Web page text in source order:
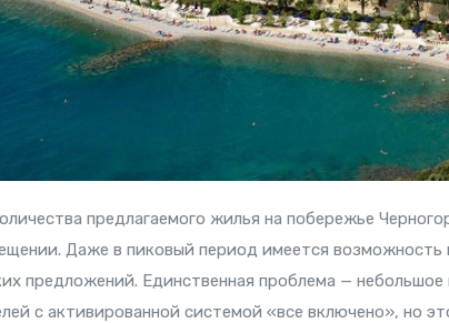
предлагаемого жилья на побережье
Даже в пиковый период имеется
предложений. Единственная проблема — небольшое
с активированной системой «все включено», но